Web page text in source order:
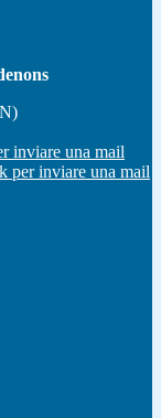
inviare una mail
per inviare una mail